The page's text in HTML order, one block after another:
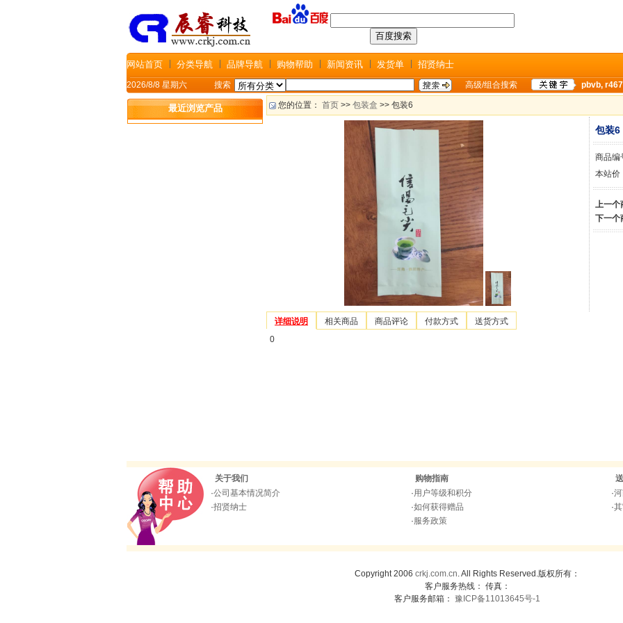
网站首页 分类导航 品牌导航 购物帮助 新闻资讯 发货单 招贤纳士
2026/8/8 星期六 搜索 高级/组合搜索 pbvb, r467
最近浏览产品 您的位置： 首页 >> 包装盒 >> 包装6
包装6
商品编
本站价
上一个
下一个
详细说明 相关商品 商品评论 付款方式
送货方式
0
关于我们
·公司基本情况简介
·招贤纳士
购物指南
·用户等级和积分
·如何获得赠品
·服务政策
·
·
Copyright 2006 crkj.com.cn. All Rights Reserved.版权所有：
客户服务热线： 传真：
客户服务邮箱： 豫ICP备11013645号-1